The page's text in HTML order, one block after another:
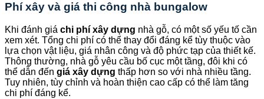
Phí xây và giá thi công nhà bungalow
Khi đánh giá chi phí xây dựng nhà gỗ, có một số yếu tố cần
xem xét. Tổng chi phí có thể thay đổi đáng kể tùy thuộc vào
lựa chọn vật liệu, giá nhân công và độ phức tạp của thiết kế.
Thông thường, nhà gỗ yêu cầu bố cục một tầng, đôi khi có
thể dẫn đến giá xây dựng thấp hơn so với nhà nhiều tầng.
Tuy nhiên, tùy chỉnh và hoàn thiện cao cấp có thể làm tăng
chi phí đáng kể.